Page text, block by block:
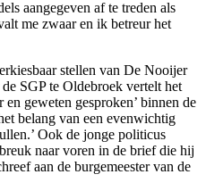
aangegeven af te treden als
me zwaar en ik betreur het
stellen van De Nooijer
SGP te Oldebroek vertelt het
en geweten gesproken’ binnen de
belang van een evenwichtig
Ook de jonge politicus
naar voren in de brief die hij
aan de burgemeester van de